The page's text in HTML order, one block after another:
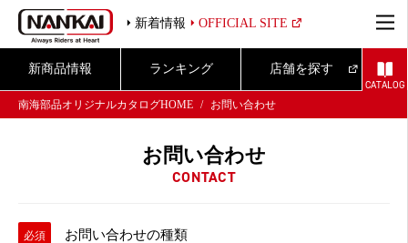
新着情報 OFFICIAL SITE
新商品情報 ランキング 店舗を探す
CATALOG
南海部品オリジナルカタログHOME
お問い合わせ
お問い合わせ
CONTACT
必須 お問い合わせの種類